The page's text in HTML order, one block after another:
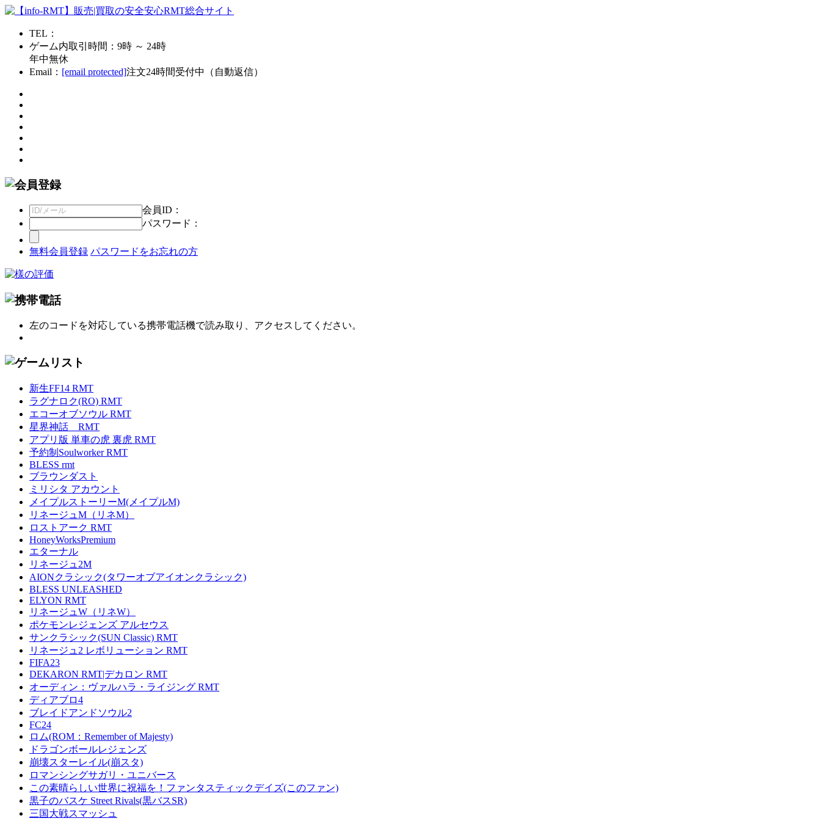
TEL：
ゲーム内取引時間：9時 ～ 24時
年中無休
Email： [email protected]注文24時間受付中（自動返信）
会員ID：
パスワード：
無料会員登録 パスワードをお忘れの方
左のコードを対応している携帯電話機で読み取り、アクセスしてください。
新生FF14 RMT
ラグナロク(RO) RMT
エコーオブソウル RMT
星界神話 RMT
アプリ版 単車の虎 裏虎 RMT
予約制Soulworker RMT
BLESS rmt
ブラウンダスト
ミリシタ アカウント
メイプルストーリーM(メイプルM)
リネージュM（リネM）
ロストアーク RMT
HoneyWorksPremium
エターナル
リネージュ2M
AIONクラシック(タワーオブアイオンクラシック)
BLESS UNLEASHED
ELYON RMT
リネージュW（リネW）
ポケモンレジェンズ アルセウス
サンクラシック(SUN Classic) RMT
リネージュ2 レボリューション RMT
FIFA23
DEKARON RMT|デカロン RMT
オーディン：ヴァルハラ・ライジング RMT
ディアブロ4
ブレイドアンドソウル2
FC24
ロム(ROM：Remember of Majesty)
ドラゴンボールレジェンズ
崩壊スターレイル(崩スタ)
ロマンシングサガリ・ユニバース
この素晴らしい世界に祝福を！ファンタスティックデイズ(このファン)
黒子のバスケ Street Rivals(黒バスSR)
三国大戦スマッシュ